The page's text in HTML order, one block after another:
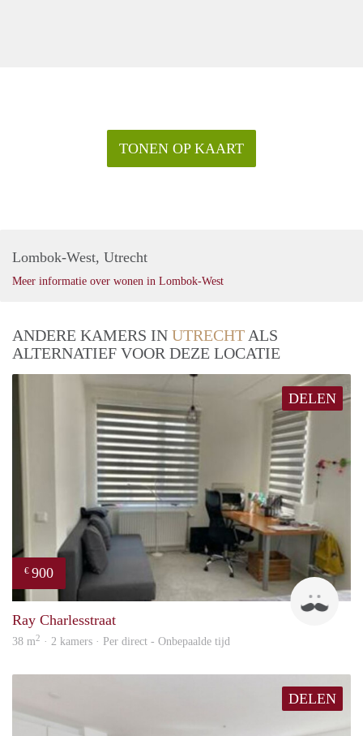
TONEN OP KAART
Lombok-West, Utrecht
Meer informatie over wonen in Lombok-West
ANDERE KAMERS IN UTRECHT ALS
ALTERNATIEF VOOR DEZE LOCATIE
DELEN
€ 900
Ray Charlesstraat
38 m2 · 2 kamers · Per direct - Onbepaalde tijd
DELEN